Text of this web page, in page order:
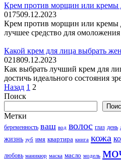
Крем против морщин или кремы
017509.12.2023
Крем против морщин или кремы
лучшее средство для
Какой крем для лица выбрать
021809.12.2023
Как выбрать лучший крем для
достичь идеального состояния
Пагинация
записей
Назад 1 2
Поиск
Метки
беременность ваш вод волос глаз день
жизнь зуб имя квартира книга кожа
любовь маникюр маска масло модель